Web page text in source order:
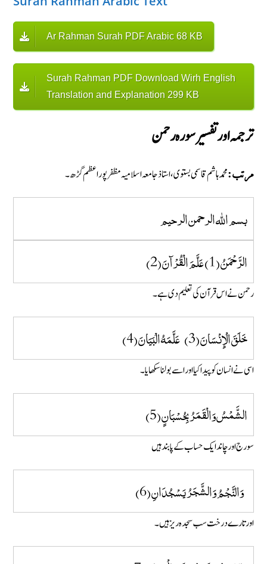
Ar Rahman Surah PDF Arabic 68 KB
Surah Rahman PDF Download Wirh English
Translation and Explanation 299 KB
ترجمہ اور تفسير سورہ رحمن
مرتب:محمد ہاشم قاسمى بستوى، استاذ جامعہ اسلاميہ مظفر پور اعظم گڑھ۔
بسم الله الرحمن الرحيم
الرَّحْمَنُ (1) عَلَّمَ الْقُرْآنَ (2)
رحمن نے اس قرآن کی تعلیم دی ہے۔
خَلَقَ الْإِنْسَانَ (3) عَلَّمَهُ الْبَيَانَ (4)
اسی نے انسان کو پیدا کیااور اسے بولنا سکھا یا ۔
الشَّمْسُ وَالْقَمَرُ بِحُسْبَانٍ (5)
سورج اور چاند ایک حساب کے پابند ہیں
وَالنَّجْمُ وَالشَّجَرُ يَسْجُدَانِ (6)
اور تارے درخت سب سجدہ ریز ہیں ۔